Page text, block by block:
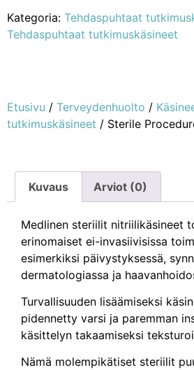
Kategoria: Tehdaspuhtaat
Tehdaspuhtaat tutkimuskäsineet
Etusivu / Terveydenhuolto /
tutkimuskäsineet / Sterile
Kuvaus Arviot (0)
Medlinen steriilit nitriilikäsineet
erinomaiset ei-invasiivisissa
esimerkiksi päivystyksessä,
dermatologiassa ja
Turvallisuuden lisäämiseksi
pidennetty varsi ja paremman
käsittelyn takaamiseksi
Nämä molempikätiset steriilit